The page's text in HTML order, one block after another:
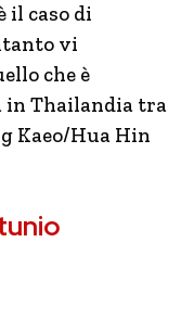
il caso di
vi
che è
in Thailandia tra
Kaeo/Hua Hin